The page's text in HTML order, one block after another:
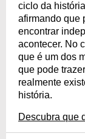
ciclo da
afirmando que
encontrar
acontecer. No
que é um dos
que pode
realmente
história.
Descubra que